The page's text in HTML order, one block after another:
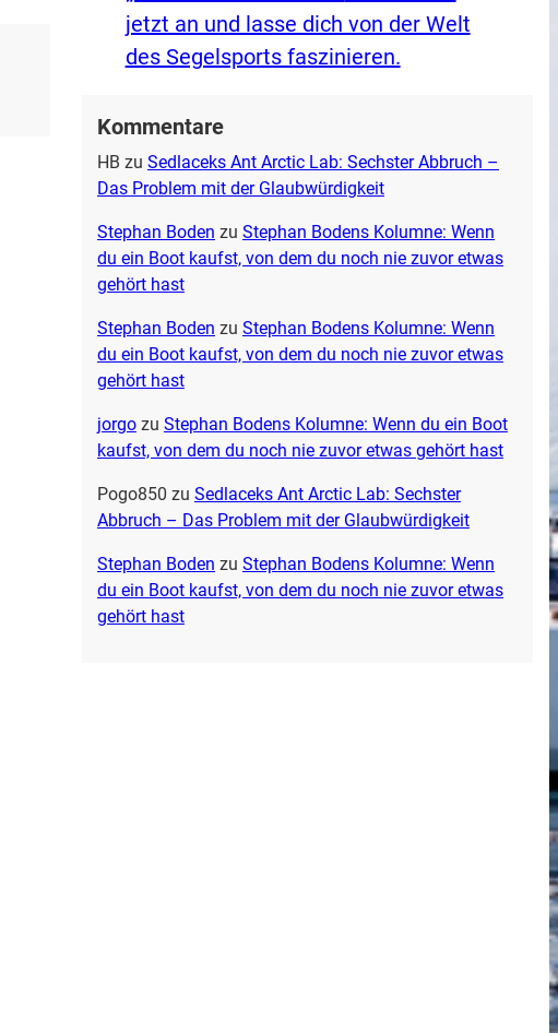
jetzt an und lasse dich von der Welt
des Segelsports faszinieren.
Kommentare
HB zu Sedlaceks Ant Arctic Lab: Sechster Abbruch –
Das Problem mit der Glaubwürdigkeit
Stephan Boden zu Stephan Bodens Kolumne: Wenn
du ein Boot kaufst, von dem du noch nie zuvor etwas
gehört hast
Stephan Boden zu Stephan Bodens Kolumne: Wenn
du ein Boot kaufst, von dem du noch nie zuvor etwas
gehört hast
jorgozu Stephan Bodens Kolumne: Wenn du ein Boot
kaufst, von dem du noch nie zuvor etwas gehört hast
Pogo850 zu Sedlaceks Ant Arctic Lab: Sechster
Abbruch – Das Problem mit der Glaubwürdigkeit
Stephan Boden zu Stephan Bodens Kolumne: Wenn
du ein Boot kaufst, von dem du noch nie zuvor etwas
gehört hast